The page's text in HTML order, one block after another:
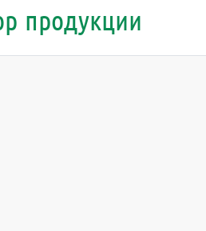
продукции